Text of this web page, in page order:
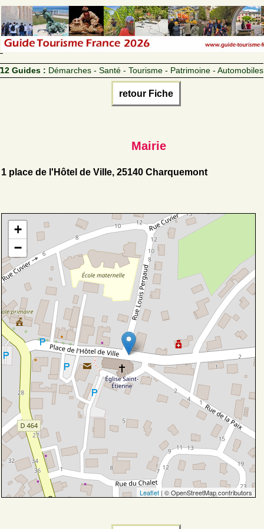
12 Guides : Démarches - Santé - Tourisme - Patrimoine - Automobiles
retour Fiche
Mairie
1 place de l'Hôtel de Ville, 25140 Charquemont
+
−
Leaflet | © OpenStreetMap contributors